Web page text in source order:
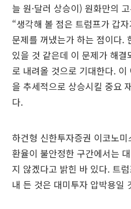
늘 원·달러 상승이) 원화만의
“생각해 볼 점은 트럼프가 갑
문제를 꺼냈는가 하는 점이다.
있을 것 같은데 이 문제가 해
로 내려올 것으로 기대한다. 이
을 추세적으로 상승시킬 중요
다.
하건형 신한투자증권 이코노
환율이 불안정한 구간에서는
지 않겠다고 밝힌 바 있다. 트
내 든 것은 대미투자 압박용일